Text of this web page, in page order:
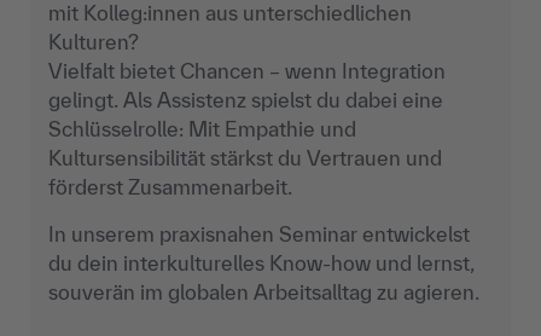
mit Kolleg:innen aus unterschiedlichen
Kulturen?
Vielfalt bietet Chancen – wenn Integration
gelingt. Als Assistenz spielst du dabei eine
Schlüsselrolle: Mit Empathie und
Kultursensibilität stärkst du Vertrauen und
förderst Zusammenarbeit.
In unserem praxisnahen Seminar entwickelst
du dein interkulturelles Know-how und lernst,
souverän im globalen Arbeitsalltag zu agieren.